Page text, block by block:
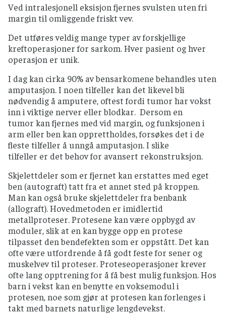
Ved intralesjonell eksisjon fjernes svulsten uten fri
margin til omliggende friskt vev.
Det utføres veldig mange typer av forskjellige
kreftoperasjoner for sarkom. Hver pasient og hver
operasjon er unik.
I dag kan cirka 90% av bensarkomene behandles uten
amputasjon. I noen tilfeller kan det likevel bli
nødvendig å amputere, oftest fordi tumor har vokst
inn i viktige nerver eller blodkar. Dersom en
tumor kan fjernes med vid margin, og funksjonen i
arm eller ben kan opprettholdes, forsøkes det i de
fleste tilfeller å unngå amputasjon. I slike
tilfeller er det behov for avansert rekonstruksjon.
Skjelettdeler som er fjernet kan erstattes med eget
ben (autograft) tatt fra et annet sted på kroppen.
Man kan også bruke skjelettdeler fra benbank
(allograft). Hovedmetoden er imidlertid
metallproteser. Protesene kan være oppbygd av
moduler, slik at en kan bygge opp en protese
tilpasset den bendefekten som er oppstått. Det kan
ofte være utfordrende å få godt feste for sener og
muskelvev til proteser. Proteseoperasjoner krever
ofte lang opptrening for å få best mulig funksjon. Hos
barn i vekst kan en benytte en voksemodul i
protesen, noe som gjør at protesen kan forlenges i
takt med barnets naturlige lengdevekst.